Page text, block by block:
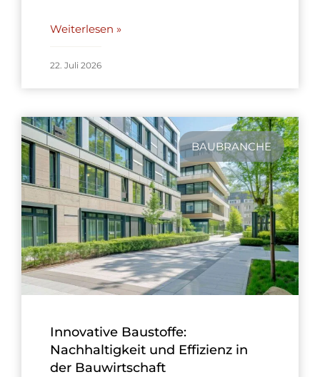
Weiterlesen »
22. Juli 2026
BAUBRANCHE
Innovative Baustoffe:
Nachhaltigkeit und Effizienz in
der Bauwirtschaft